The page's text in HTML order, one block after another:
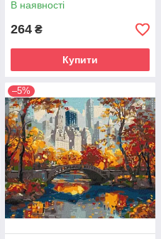
В наявності
264 ₴
Купити
–5%